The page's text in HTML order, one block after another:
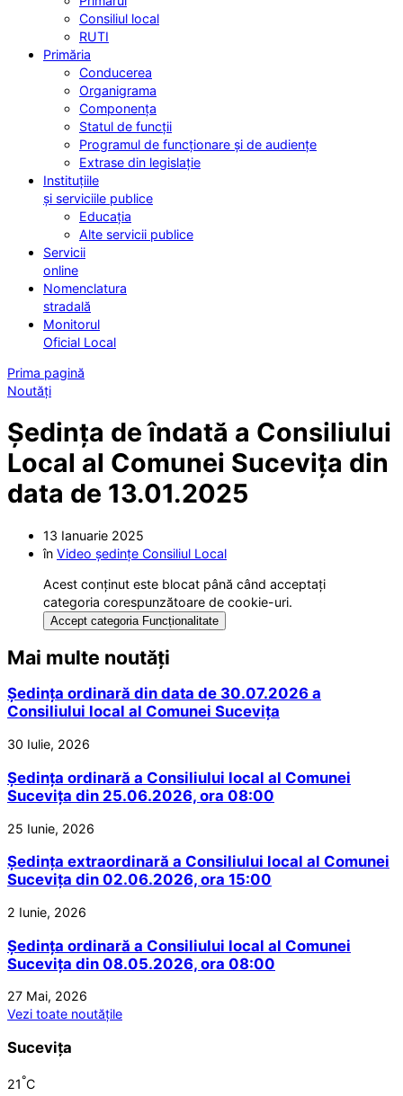
Consiliul local
RUTI
Primăria
Conducerea
Organigrama
Componența
Statul de funcții
Programul de funcționare și de audiențe
Extrase din legislație
Instituțiile
și serviciile publice
Educația
Alte servicii publice
Servicii
online
Nomenclatura
stradală
Monitorul
Oficial Local
Prima pagină
Noutăți
Ședința de îndată a Consiliului
Local al Comunei Sucevița din
data de 13.01.2025
13 Ianuarie 2025
în Video ședințe Consiliul Local
Acest conținut este blocat până când acceptați
categoria corespunzătoare de cookie-uri.
Accept categoria Funcționalitate
Mai multe noutăți
Ședința ordinară din data de 30.07.2026 a
Consiliului local al Comunei Sucevița
30 Iulie, 2026
Ședința ordinară a Consiliului local al Comunei
Sucevița din 25.06.2026, ora 08:00
25 Iunie, 2026
Ședința extraordinară a Consiliului local al Comunei
Sucevița din 02.06.2026, ora 15:00
2 Iunie, 2026
Ședința ordinară a Consiliului local al Comunei
Sucevița din 08.05.2026, ora 08:00
27 Mai, 2026
Vezi toate noutățile
Sucevița
21°C